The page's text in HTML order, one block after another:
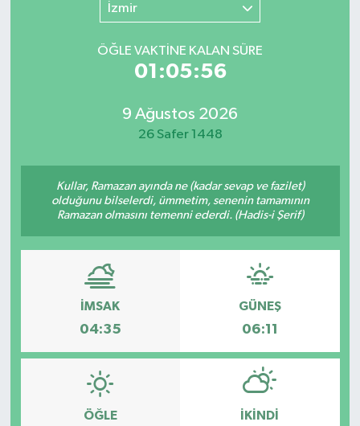
İzmir
ÖĞLE VAKTİNE KALAN SÜRE
01:05:56
9 Ağustos 2026
26 Safer 1448
Kullar, Ramazan ayında ne (kadar sevap ve fazilet)
olduğunu bilselerdi, ümmetim, senenin tamamının
Ramazan olmasını temenni ederdi. (Hadis-i Şerif)
İMSAK
04:35
GÜNEŞ
06:11
ÖĞLE İKINDI
Son Dakika Haberleri